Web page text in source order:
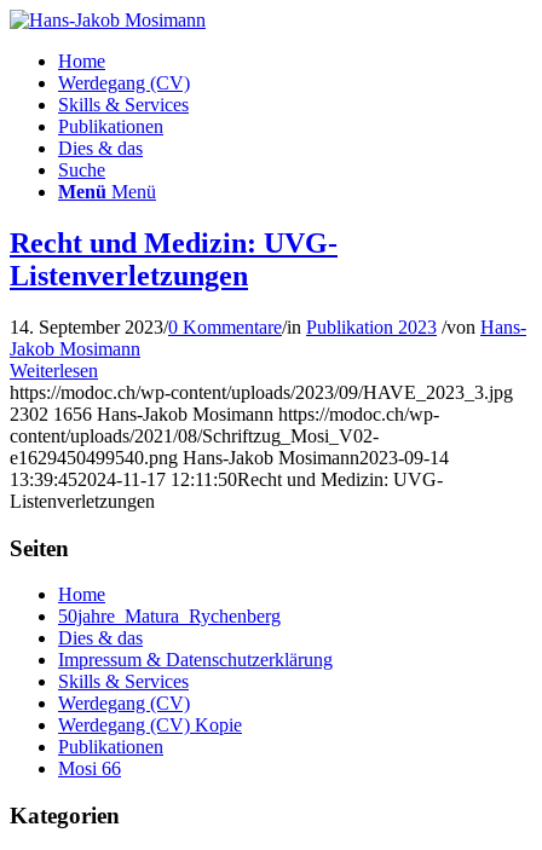
Home
Werdegang (CV)
Skills & Services
Publikationen
Dies & das
Suche
Menü Menü
Recht und Medizin: UVG-
Listenverletzungen
14. September 2023/0 Kommentare/in Publikation 2023 /von Hans-
Jakob Mosimann
Weiterlesen
https://modoc.ch/wp-content/uploads/2023/09/HAVE_2023_3.jpg
2302 1656 Hans-Jakob Mosimann https://modoc.ch/wp-
content/uploads/2021/08/Schriftzug_Mosi_V02-
e1629450499540.png Hans-Jakob Mosimann2023-09-14
13:39:452024-11-17 12:11:50Recht und Medizin: UVG-
Listenverletzungen
Seiten
Home
50jahre_Matura_Rychenberg
Dies & das
Impressum & Datenschutzerklärung
Skills & Services
Werdegang (CV)
Werdegang (CV) Kopie
Publikationen
Mosi 66
Kategorien